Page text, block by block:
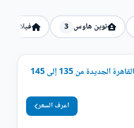
توين هاوس 3 فيلا
شقق للبيع في هايد بارك بالقاهرة الجديدة من 135 إلى 145
اعرف السعر